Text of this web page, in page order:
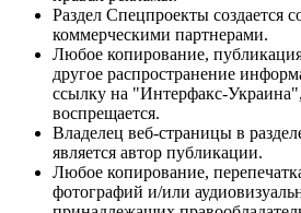
Раздел Спецпроекты создается
коммерческими партнерами.
Любое копирование,
другое распространение
ссылку на "Интерфакс-
воспрещается.
Владелец веб-страницы в
является автор публикации.
Любое копирование,
фотографий и/или